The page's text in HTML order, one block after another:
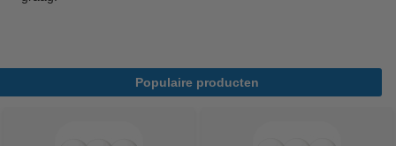
Populaire producten